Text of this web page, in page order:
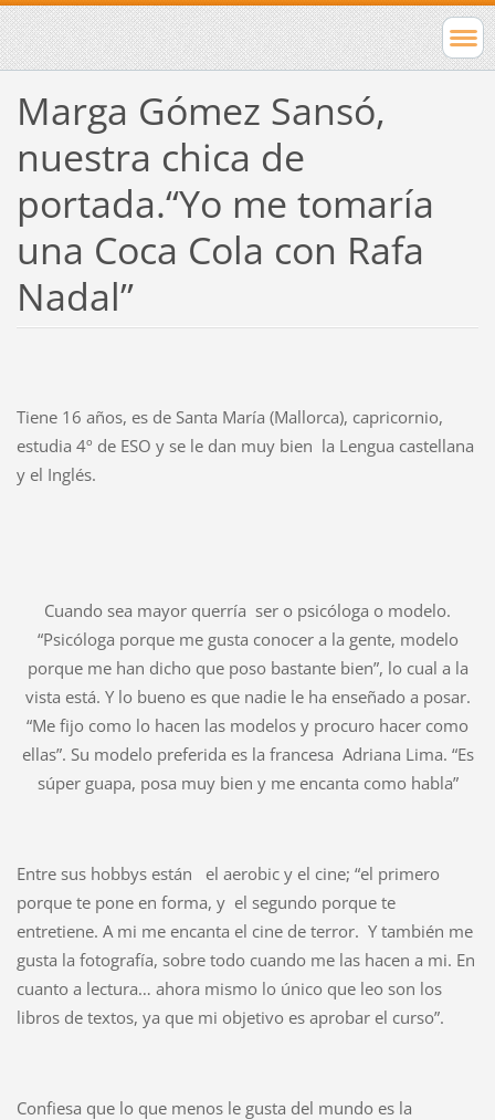
Marga Gómez Sansó,
nuestra chica de
portada.“Yo me tomaría
una Coca Cola con Rafa
Nadal”
Tiene 16 años, es de Santa María (Mallorca), capricornio,
estudia 4º de ESO y se le dan muy bien la Lengua castellana
y el Inglés.
Cuando sea mayor querría ser o psicóloga o modelo.
“Psicóloga porque me gusta conocer a la gente, modelo
porque me han dicho que poso bastante bien”, lo cual a la
vista está. Y lo bueno es que nadie le ha enseñado a posar.
“Me fijo como lo hacen las modelos y procuro hacer como
ellas”. Su modelo preferida es la francesa Adriana Lima. “Es
súper guapa, posa muy bien y me encanta como habla”
Entre sus hobbys están
el aerobic y el cine; “el primero
porque te pone en forma, y el segundo porque te
entretiene. A mi me encanta el cine de terror. Y también me
gusta la fotografía, sobre todo cuando me las hacen a mi. En
cuanto a lectura… ahora mismo lo único que leo son los
libros de textos, ya que mi objetivo es aprobar el curso”.
Confiesa que lo que menos le gusta del mundo es la